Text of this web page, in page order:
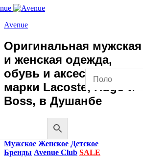
Avenue
Оригинальная мужская
и женская одежда,
обувь и аксессуары
марки Lacoste, Hugo и
Boss, в Душанбе
Мужское Женское Детское
Бренды Avenue Club SALE